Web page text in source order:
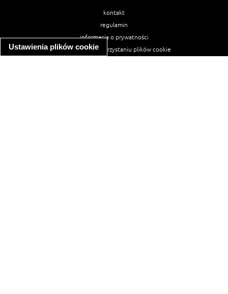
Ustawienia plików cookie
kontakt
regulamin
informacja o prywatności
informacja o wykorzystaniu plików cookie